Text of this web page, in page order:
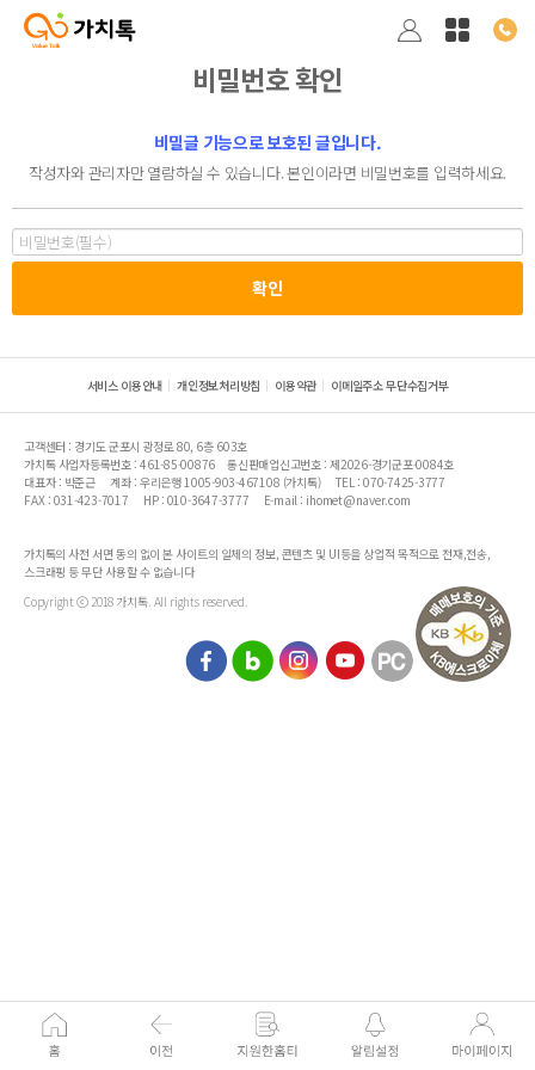
비밀번호 확인
비밀글 기능으로 보호된 글입니다.
작성자와 관리자만 열람하실 수 있습니다. 본인이라면 비밀번호를 입력하세요.
서비스 이용안내 개인정보처리방침 이용약관 이메일주소 무단수집거부
고객센터 : 경기도 군포시 광정로 80, 6층 603호
가치톡 사업자등록번호 : 461-85-00876
통신판매업신고번호 : 제2026-경기군포-0084호
대표자 : 박준근
계좌 : 우리은행 1005-903-467108 (가치톡)
TEL : 070-7425-3777
FAX : 031-423-7017
HP : 010-3647-3777 E-mail : ihomet@naver.com
가치톡의 사전 서면 동의 없이 본 사이트의 일체의 정보, 콘텐츠 및 UI등을 상업적 목적으로 전재,전송,
스크래핑 등 무단 사용할 수 없습니다
Copyright ⓒ 2018 가치톡. All rights reserved.